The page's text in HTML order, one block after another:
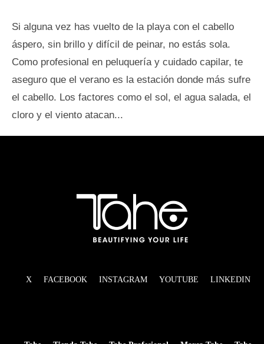
Si alguna vez has vuelto de la playa con el cabello
áspero, sin brillo y difícil de peinar, no estás sola.
Como profesional en peluquería y cuidado capilar, te
aseguro que el verano es la estación donde más sufre
el cabello. Los factores como el sol, el agua salada, el
cloro y el viento atacan...
X FACEBOOK INSTAGRAM YOUTUBE LINKEDIN